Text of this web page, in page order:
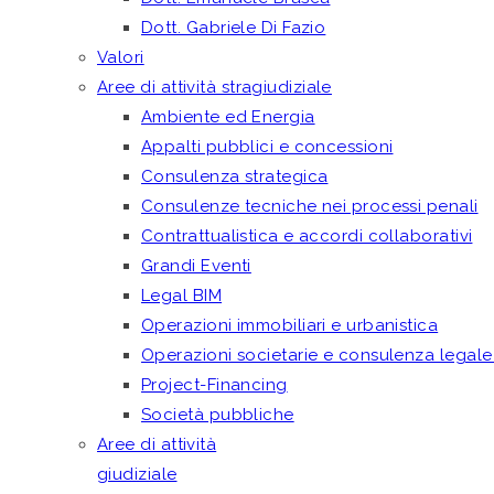
Dott. Gabriele Di Fazio
Valori
Aree di attività stragiudiziale
Ambiente ed Energia
Appalti pubblici e concessioni
Consulenza strategica
Consulenze tecniche nei processi penali
Contrattualistica e accordi collaborativi
Grandi Eventi
Legal BIM
Operazioni immobiliari e urbanistica
Operazioni societarie e consulenza legale
Project-Financing
Società pubbliche
Aree di attività
giudiziale